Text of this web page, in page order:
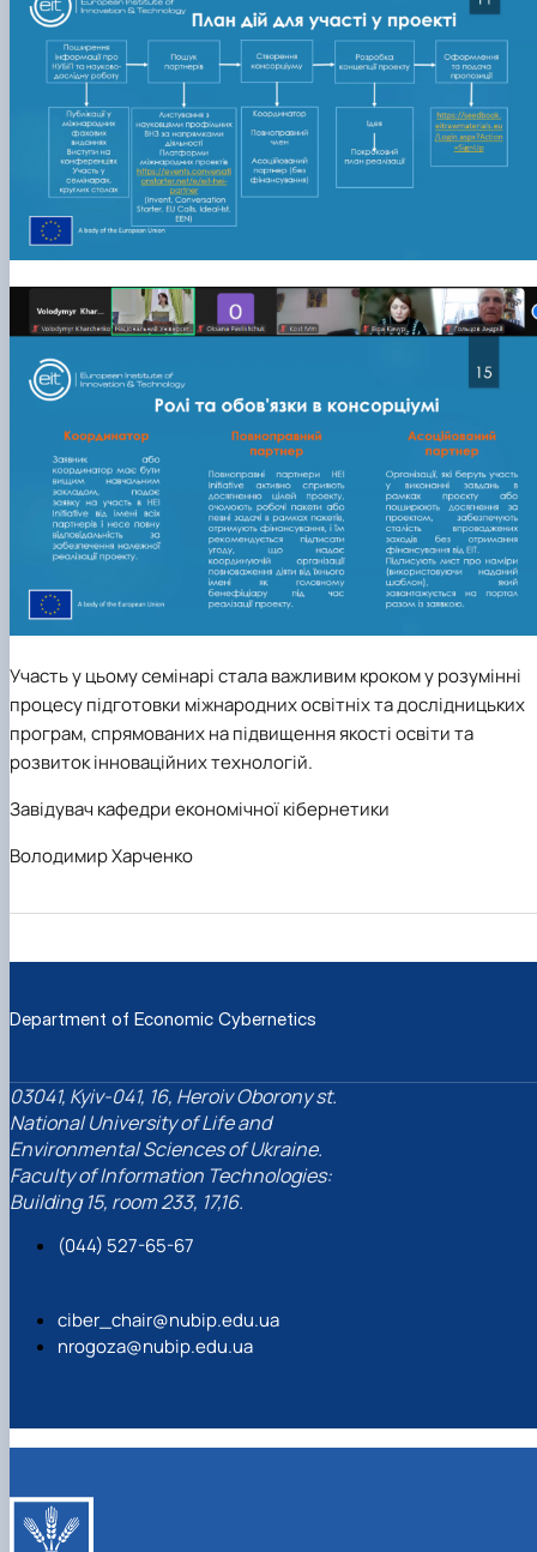
Участь у цьому семінарі стала важливим кроком у розумінні
процесу підготовки міжнародних освітніх та дослідницьких
програм, спрямованих на підвищення якості освіти та
розвиток інноваційних технологій.
Завідувач кафедри економічної кібернетики
Володимир Харченко
Department of Economic Cybernetics
03041, Kyiv-041, 16, Heroiv Oborony st.
National University of Life and
Environmental Sciences of Ukraine.
Faculty of Information Technologies:
Building 15, room 233, 17,16.
(044) 527-65-67
ciber_chair@nubip.edu.ua
nrogoza@nubip.edu.ua